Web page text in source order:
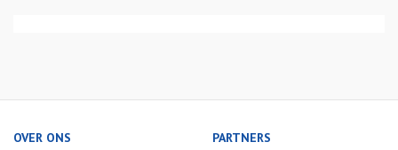
OVER ONS PARTNERS